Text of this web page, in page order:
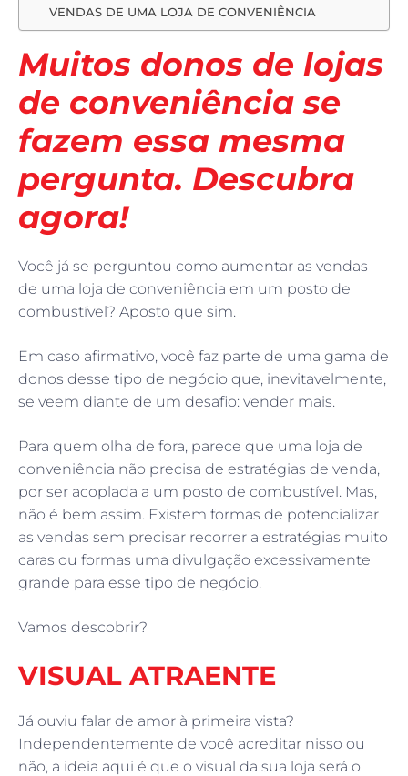
VENDAS DE UMA LOJA DE CONVENIÊNCIA
Muitos donos de lojas
de conveniência se
fazem essa mesma
pergunta. Descubra
agora!
Você já se perguntou como aumentar as vendas
de uma loja de conveniência em um posto de
combustível? Aposto que sim.
Em caso afirmativo, você faz parte de uma gama de
donos desse tipo de negócio que, inevitavelmente,
se veem diante de um desafio: vender mais.
Para quem olha de fora, parece que uma loja de
conveniência não precisa de estratégias de venda,
por ser acoplada a um posto de combustível. Mas,
não é bem assim. Existem formas de potencializar
as vendas sem precisar recorrer a estratégias muito
caras ou formas uma divulgação excessivamente
grande para esse tipo de negócio.
Vamos descobrir?
VISUAL ATRAENTE
Já ouviu falar de amor à primeira vista?
Independentemente de você acreditar nisso ou
não, a ideia aqui é que o visual da sua loja será o